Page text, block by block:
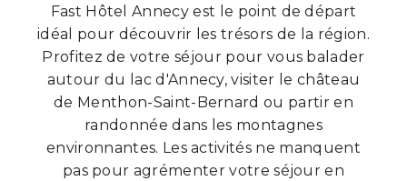
Fast Hôtel Annecy est le point de départ
idéal pour découvrir les trésors de la région.
Profitez de votre séjour pour vous balader
autour du lac d'Annecy, visiter le château
de Menthon-Saint-Bernard ou partir en
randonnée dans les montagnes
environnantes. Les activités ne manquent
pas pour agrémenter votre séjour en